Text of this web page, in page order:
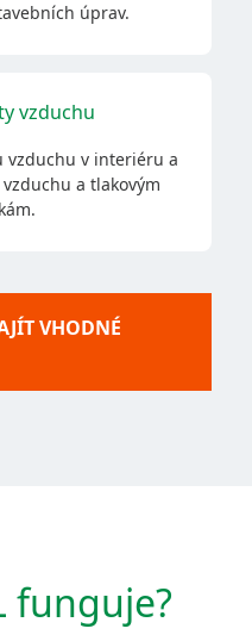
úprav.
vzduchu
vzduchu v interiéru a
a tlakovým
VHODNÉ
funguje?